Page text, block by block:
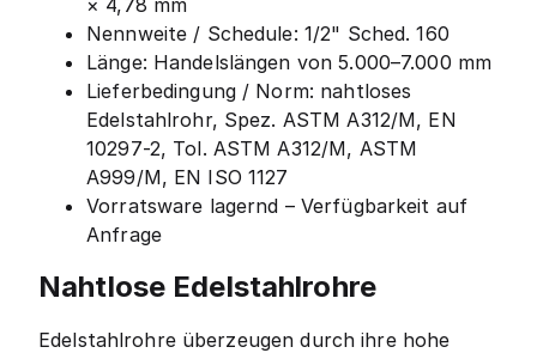
Nennweite / Schedule: 1/2" Sched. 160
Länge: Handelslängen von 5.000–7.000 mm
Lieferbedingung / Norm: nahtloses
Edelstahlrohr, Spez. ASTM A312/M, EN
10297-2, Tol. ASTM A312/M, ASTM
A999/M, EN ISO 1127
Vorratsware lagernd – Verfügbarkeit auf
Anfrage
Nahtlose Edelstahlrohre
Edelstahlrohre überzeugen durch ihre hohe